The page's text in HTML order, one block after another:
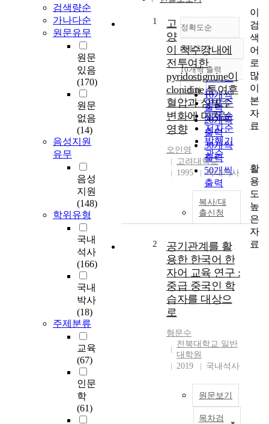
검색량순
가나다순
원문유무
원문
있음
(170)
원문
없음
(14)
음성지원
유무
음성
지원
(148)
학위유형
국내
석사
(166)
국내
박사
(18)
주제분류
교육
(67)
인문
학
(61)
정확도순
정확도
순
인기도
순
연도순
제목순
저자순
발행기
관순
내림차순
내림차순
10개씩 출력
10개씩
출력
20개씩
출력
30개씩
출력
50개씩
출력
100개씩
출력
조회
1
고
양
이 척수강내에
전투여한
pyridostigmine이
clonidine 투여후
혈압과 심박수
변화에 미치는
영향
오인영
고려대학교
1995
국내석사
복사/대
출신청
2
공기관계를 활
용한 한국어 한
자어 교육 연구 :
중급 중국인 학
습자를 대상으
로
형문수
전북대학교 일반
대학원
2019
국내석사
원문보기
목차검
이
검
색
어
로
많
이
본
자
료
활
용
도
높
은
자
료